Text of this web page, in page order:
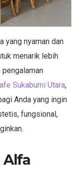
yang nyaman dan
menarik lebih
pengalaman
Sukabumi Utara,
Anda yang ingin
fungsional,
Alfa